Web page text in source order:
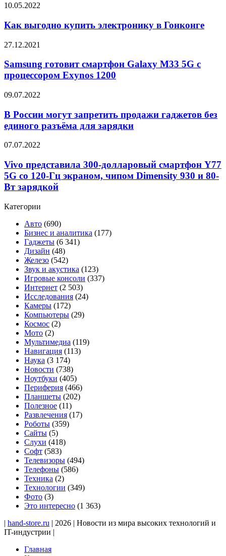
на
с
экраном
Как
купить
электронику
в
Гонконге
10.05.2022
Как выгодно купить электронику в Гонконге
Samsung
смартфон
M33
с
Exynos
1200
27.12.2021
Samsung готовит смартфон Galaxy M33 5G с
процессором Exynos 1200
В
могут
запретить
продажи
без
разъёма
для
зарядки
09.07.2022
В России могут запретить продажи гаджетов без
единого разъёма для зарядки
Vivo
300-
долларовый
смартфон
Y77
со
экраном,
чипом
Dimensity
зарядкой
07.07.2022
Vivo представила 300-долларовый смартфон Y77
5G со 120-Гц экраном, чипом Dimensity 930 и 80-
Вт зарядкой
Категории
Авто (690)
Бизнес и аналитика (177)
Гаджеты (6 341)
Дизайн (48)
Железо (542)
Звук и акустика (123)
Игровые консоли (337)
Интернет (2 503)
Исследования (24)
Камеры (172)
Компьютеры (29)
Космос (2)
Мото (2)
Мультимедиа (119)
Навигация (113)
Наука (3 174)
Новости (738)
Ноутбуки (405)
Периферия (466)
Планшеты (202)
Полезное (11)
Развлечения (17)
Роботы (359)
Сайты (5)
Слухи (418)
Софт (583)
Телевизоры (494)
Телефоны (586)
Техника (2)
Технологии (349)
Фото (3)
Это интересно (1 363)
| hand-store.ru | 2026 | Новости из мира высоких технологий и
IT-индустрии |
Главная